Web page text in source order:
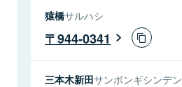
猿橋サルハシ
944-0341
三本木新田サンボンギシンデン